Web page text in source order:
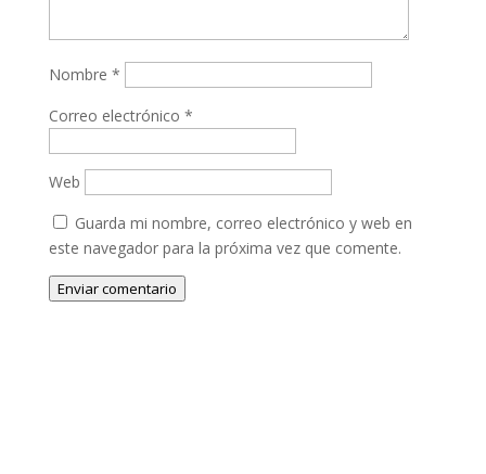
Nombre *
Correo electrónico *
Web
Guarda mi nombre, correo electrónico y web en
este navegador para la próxima vez que comente.
Enviar comentario